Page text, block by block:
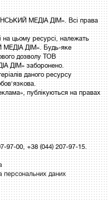
МЕДІА ДІМ». Всі права
на цьому ресурсі, належать
ДІМ». Будь-яке
дозволу ТОВ
ДІМ» заборонено.
даного ресурсу
публікуються на правах
97-00, +38 (044) 207-97-15.
персональних даних